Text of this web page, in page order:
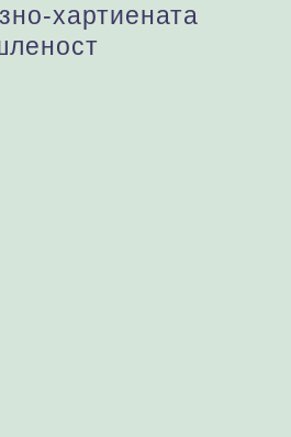
хартиената